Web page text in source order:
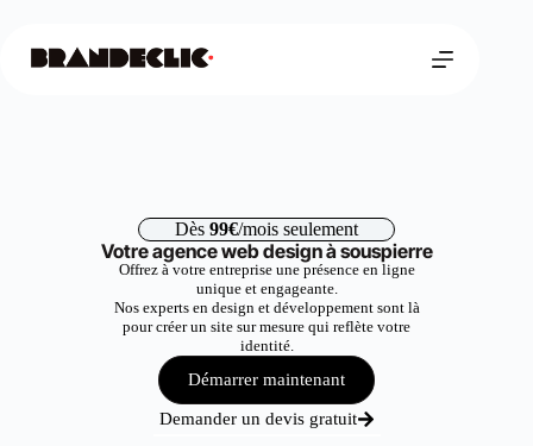
Dès 99€/mois seulement
Votre agence web design à souspierre
Offrez à votre entreprise une présence en ligne
unique et engageante.
Nos experts en design et développement sont là
pour créer un site sur mesure qui reflète votre
identité.
Démarrer maintenant
Demander un devis gratuit